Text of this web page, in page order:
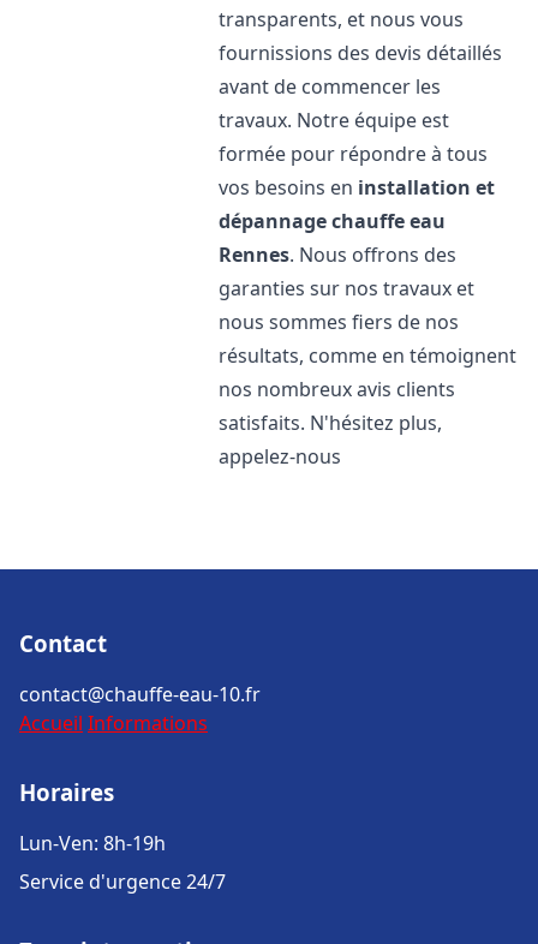
transparents, et nous vous
fournissions des devis détaillés
avant de commencer les
travaux. Notre équipe est
formée pour répondre à tous
vos besoins en installation et
dépannage chauffe eau
Rennes. Nous offrons des
garanties sur nos travaux et
nous sommes fiers de nos
résultats, comme en témoignent
nos nombreux avis clients
satisfaits. N'hésitez plus,
appelez-nous
Contact
contact@chauffe-eau-10.fr
Accueil Informations
Horaires
Lun-Ven: 8h-19h
Service d'urgence 24/7